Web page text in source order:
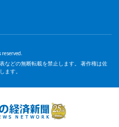
などの無断転載を禁止します。 著作権は佐
ます。